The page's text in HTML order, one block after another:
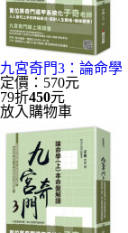
九宮奇門3：論命學
定價：570元
79折450元
放入購物車